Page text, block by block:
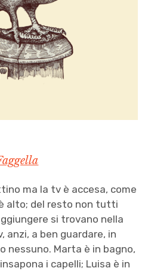
ma la tv è accesa, come
alto; del resto non tutti
si trovano nella
anzi, a ben guardare, in
nessuno. Marta è in bagno,
i capelli; Luisa è in